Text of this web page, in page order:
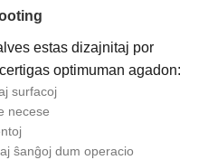
estas dizajnitaj por
optimuman agadon:
surfacoj
necese
ŝanĝoj dum operacio